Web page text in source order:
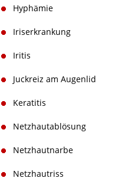
Hyphämie
Iriserkrankung
Iritis
Juckreiz am Augenlid
Keratitis
Netzhautablösung
Netzhautnarbe
Netzhautriss